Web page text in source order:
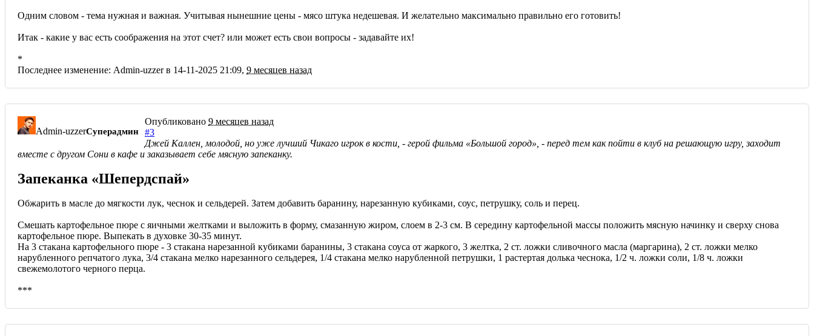
Одним словом - тема нужная и важная. Учитывая нынешние цены - мясо штука недешевая. И желательно максимально правильно его готовить!
Итак - какие у вас есть соображения на этот счет? или может есть свои вопросы - задавайте их!
*
Последнее изменение: Admin-uzzer в 14-11-2025 21:09, 9 месяцев назад
Admin-uzzerСуперадмин
Опубликовано 9 месяцев назад
#3
Джей Каллен, молодой, но уже лучший Чикаго игрок в кости, - герой фильма «Большой город», - перед тем как пойти в клуб на решающую игру, заходит
вместе с другом Сони в кафе и заказывает себе мясную запеканку.
Запеканка «Шепердспай»
Обжарить в масле до мягкости лук, чеснок и сельдерей. Затем добавить баранину, нарезанную кубиками, соус, петрушку, соль и перец.
Смешать картофельное пюре с яичными желтками и выложить в форму, смазанную жиром, слоем в 2-3 см. В середину картофельной массы положить мясную начинку и сверху снова
картофельное пюре. Выпекать в духовке 30-35 минут.
На 3 стакана картофельного пюре - 3 стакана нарезанной кубиками баранины, 3 стакана соуса от жаркого, 3 желтка, 2 ст. ложки сливочного масла (маргарина), 2 ст. ложки мелко
нарубленного репчатого лука, 3/4 стакана мелко нарезанного сельдерея, 1/4 стакана мелко нарубленной петрушки, 1 растертая долька чеснока, 1/2 ч. ложки соли, 1/8 ч. ложки
свежемолотого черного перца.
***